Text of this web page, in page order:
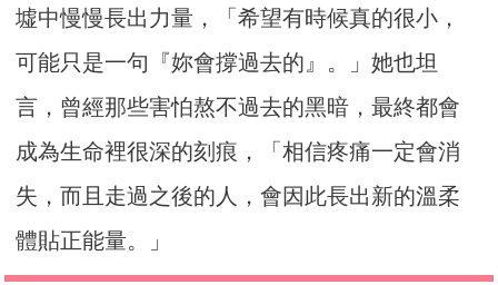
墟中慢慢長出力量，「希望有時候真的很小，
可能只是一句『妳會撐過去的』。」她也坦
言，曾經那些害怕熬不過去的黑暗，最終都會
成為生命裡很深的刻痕，「相信疼痛一定會消
失，而且走過之後的人，會因此長出新的溫柔
體貼正能量。」